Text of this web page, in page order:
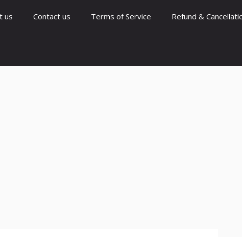
us Contact us Terms of Service Refund &